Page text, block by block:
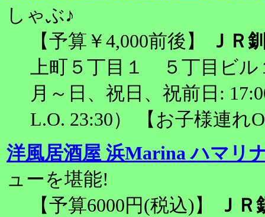
しゃぶ♪
【予算￥4,000前後】
ＪＲ
上町５丁目１ ５丁目ビル
月～日、祝日、祝前日:
L.O. 23:30） 【お子様連れ
洋風居酒屋 浜Marina ハマリ
ューを堪能!
【予算6000円(税込)】
Ｊ